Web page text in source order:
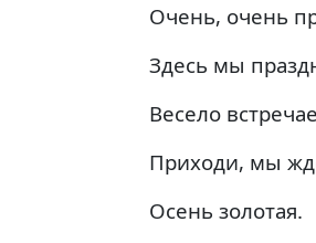
Очень, очень
Здесь мы
Весело
Приходи, мы ждем
Осень золотая.